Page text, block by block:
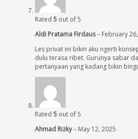
Rated 5 out of 5
Aldi Pratama Firdaus– February
Les privat ini bikin aku ngerti
dulu terasa ribet. Gurunya sabar
pertanyaan yang kadang bikin
Rated 5 out of 5
Ahmad Rizky– May 12, 2025